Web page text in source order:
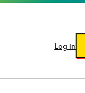
Log in
Log in